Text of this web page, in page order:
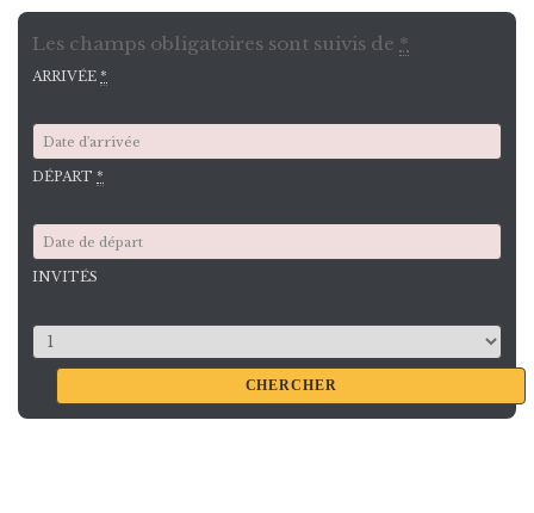
Les champs obligatoires sont suivis de *
ARRIVÉE *
DÉPART *
INVITÉS